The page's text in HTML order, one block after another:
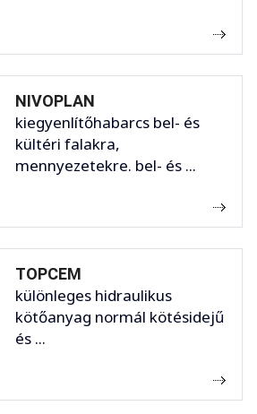
NIVOPLAN
kiegyenlítőhabarcs bel- és
kültéri falakra,
mennyezetekre. bel- és ...
TOPCEM
különleges hidraulikus
kötőanyag normál kötésidejű
és ...